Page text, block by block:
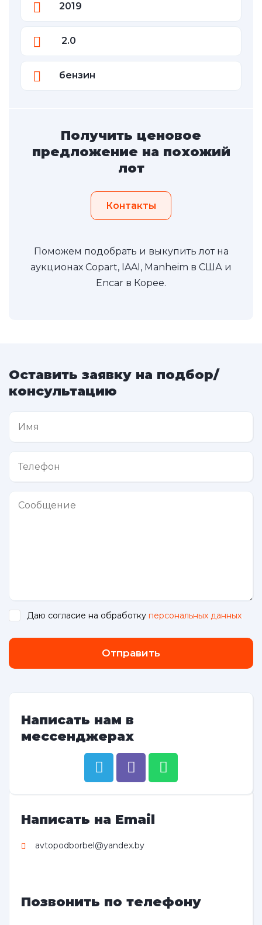
2019
2.0
бензин
Получить ценовое
предложение на похожий
лот
Контакты
Поможем подобрать и выкупить лот на
аукционах Copart, IAAI, Manheim в США и
Encar в Корее.
Оставить заявку на подбор/
консультацию
Даю согласие на обработку персональных данных
Отправить
Написать нам в
мессенджерах
Написать на Email
avtopodborbel@yandex.by
Позвонить по телефону